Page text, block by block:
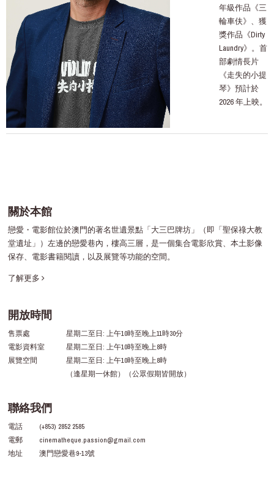
年級作品《三
輪車伕》、獲
獎作品《Dirty
Laundry》。首
部劇情長片
《走失的小提
琴》預計於
2026 年上映。
關於本館
戀愛・電影館位於澳門的著名世遺景點「大三巴牌坊」（即「聖保祿大教
堂遺址」）左邊的戀愛巷內，樓高三層，是一個集合電影欣賞、本土影像
保存、電影書籍閱讀，以及展覽等功能的空間。
了解更多
開放時間
售票處
星期二至日: 上午10時至晚上11時30分
電影資料室
星期二至日: 上午10時至晚上8時
展覽空間
星期二至日: 上午10時至晚上8時
（逢星期一休館）（公眾假期皆開放）
聯絡我們
電話
(+853) 2852 2585
電郵
cinematheque.passion@gmail.com
地址
澳門戀愛巷9-13號